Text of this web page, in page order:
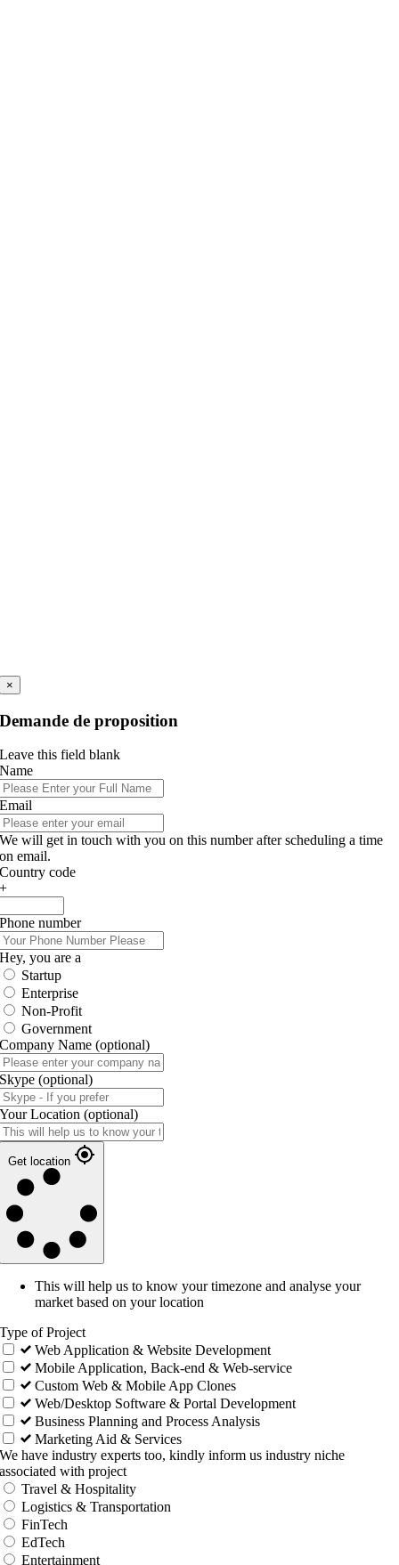
×
Demande de proposition
Leave this field blank
Name
Email
We will get in touch with you on this number after scheduling a time
on email.
Country code
+
Phone number
Hey, you are a
Startup
Enterprise
Non-Profit
Government
Company Name (optional)
Skype (optional)
Your Location (optional)
Get location
This will help us to know your timezone and analyse your
market based on your location
Type of Project
Web Application & Website Development
Mobile Application, Back-end & Web-service
Custom Web & Mobile App Clones
Web/Desktop Software & Portal Development
Business Planning and Process Analysis
Marketing Aid & Services
We have industry experts too, kindly inform us industry niche
associated with project
Travel & Hospitality
Logistics & Transportation
FinTech
EdTech
Entertainment